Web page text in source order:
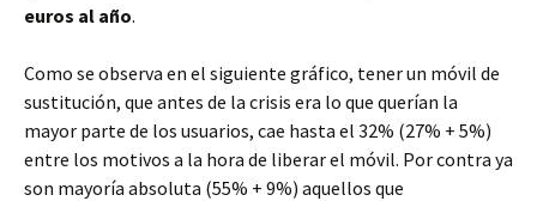
euros al año.
Como se observa en el siguiente gráfico, tener un móvil de
sustitución, que antes de la crisis era lo que querían la
mayor parte de los usuarios, cae hasta el 32% (27% + 5%)
entre los motivos a la hora de liberar el móvil. Por contra ya
son mayoría absoluta (55% + 9%) aquellos que